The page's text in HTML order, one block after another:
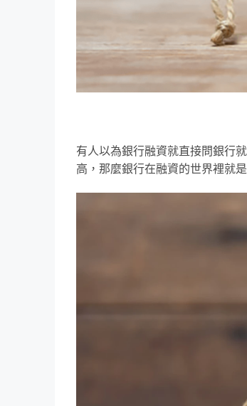
有人以為銀行融資就直接問銀行
高，那麼銀行在融資的世界裡就